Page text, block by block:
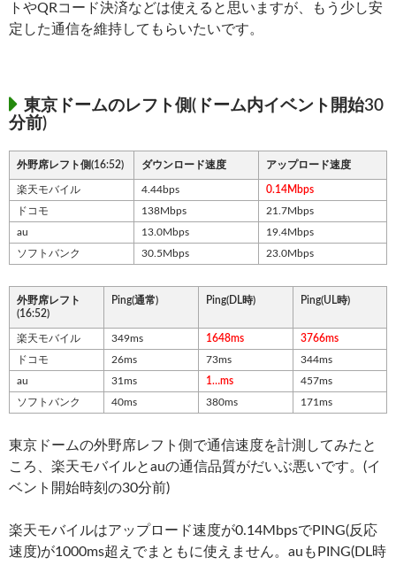
トやQRコード決済などは使えると思いますが、もう少し安
定した通信を維持してもらいたいです。
東京ドームのレフト側(ドーム内イベント開始30
分前)
外野席レフト側(16:52) ダウンロード速度 アップロード速度
楽天モバイル 4.44bps
0.14Mbps
ドコモ
138Mbps
21.7Mbps
au
13.0Mbps
19.4Mbps
ソフトバンク
30.5Mbps 23.0Mbps
外野席レフト
(16:52)
Ping(通常) Ping(DL時) Ping(UL時)
楽天モバイル 349ms 1648ms
3766ms
ドコモ
26ms 73ms
344ms
au
31ms 1…ms
457ms
ソフトバンク
40ms 380ms 171ms
東京ドームの外野席レフト側で通信速度を計測してみたと
ころ、楽天モバイルとauの通信品質がだいぶ悪いです。(イ
ベント開始時刻の30分前)
楽天モバイルはアップロード速度が0.14MbpsでPING(反応
速度)が1000ms超えでまともに使えません。auもPING(DL時